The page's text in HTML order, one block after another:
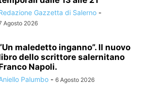
Gazzetta di Salerno -
Agosto 2026
maledetto inganno”. Il nuovo
dello scrittore salernitano
Napoli.
Palumbo - 6 Agosto 2026